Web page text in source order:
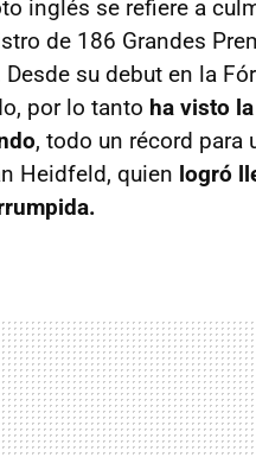
inglés se refiere a
de 186 Grandes
Desde su debut en la
por lo tanto ha visto
, todo un récord para
Heidfeld, quien logró